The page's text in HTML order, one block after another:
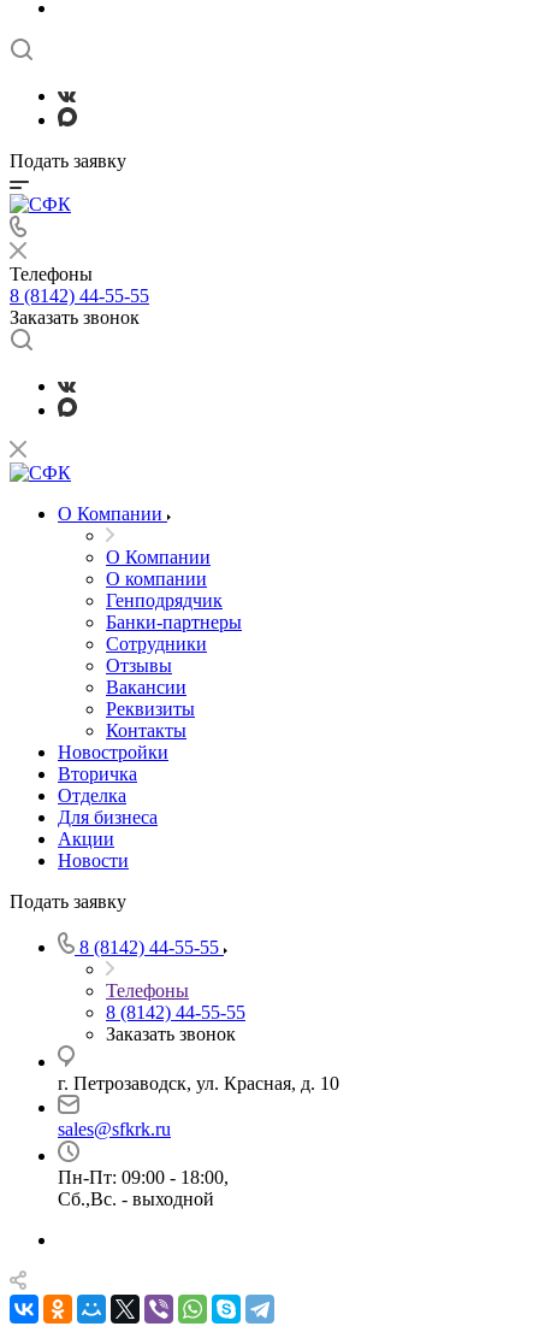
Подать заявку
Телефоны
8 (8142) 44-55-55
Заказать звонок
О Компании
О Компании
О компании
Генподрядчик
Банки-партнеры
Сотрудники
Отзывы
Вакансии
Реквизиты
Контакты
Новостройки
Вторичка
Отделка
Для бизнеса
Акции
Новости
Подать заявку
8 (8142) 44-55-55
Телефоны
8 (8142) 44-55-55
Заказать звонок
г. Петрозаводск, ул. Красная, д. 10
sales@sfkrk.ru
Пн-Пт: 09:00 - 18:00,
Сб.,Вс. - выходной